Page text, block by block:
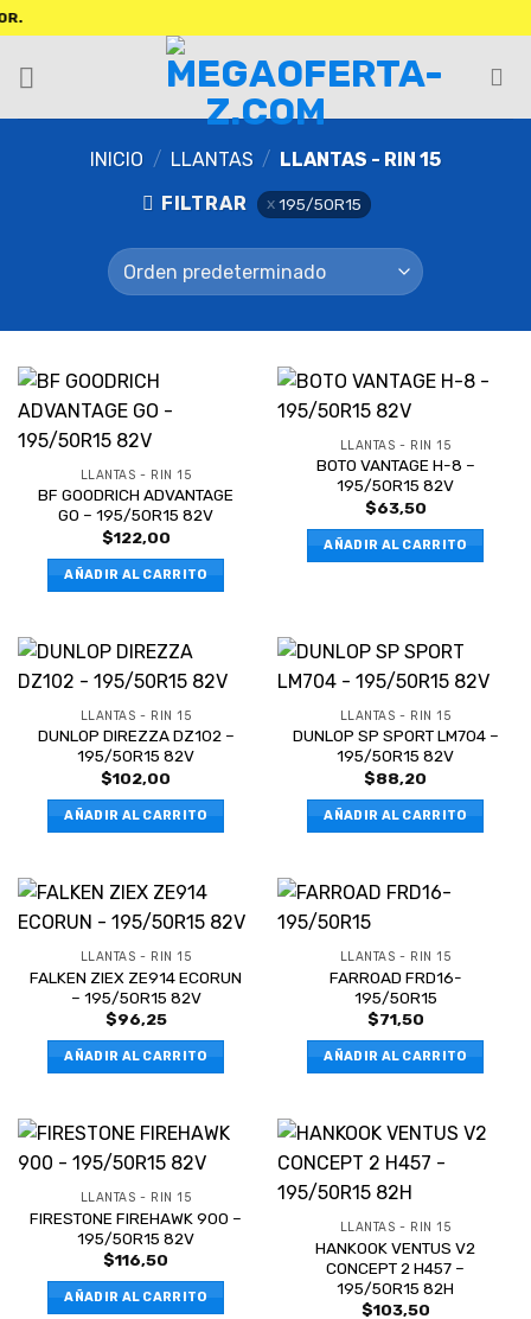
INICIO / LLANTAS / LLANTAS - RIN 15
FILTRAR
195/50R15
LLANTAS - RIN 15
BF GOODRICH ADVANTAGE
GO – 195/50R15 82V
$122,00
AÑADIR AL CARRITO
LLANTAS - RIN 15
BOTO VANTAGE H-8 –
195/50R15 82V
$63,50
AÑADIR AL CARRITO
LLANTAS - RIN 15
DUNLOP DIREZZA DZ102 –
195/50R15 82V
$102,00
AÑADIR AL CARRITO
LLANTAS - RIN 15
DUNLOP SP SPORT LM704 –
195/50R15 82V
$88,20
AÑADIR AL CARRITO
LLANTAS - RIN 15
FALKEN ZIEX ZE914 ECORUN
– 195/50R15 82V
$96,25
AÑADIR AL CARRITO
LLANTAS - RIN 15
FARROAD FRD16-
195/50R15
$71,50
AÑADIR AL CARRITO
LLANTAS - RIN 15
FIRESTONE FIREHAWK 900 –
195/50R15 82V
$116,50
AÑADIR AL CARRITO
LLANTAS - RIN 15
HANKOOK VENTUS V2
CONCEPT 2 H457 –
195/50R15 82H
$103,50